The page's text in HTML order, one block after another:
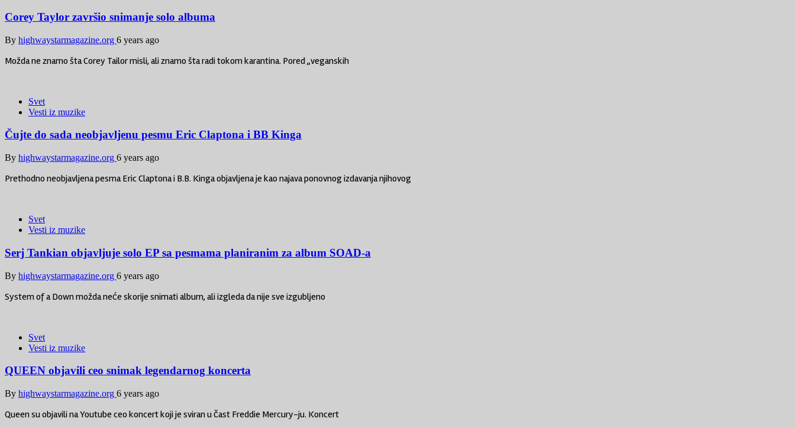
Corey Taylor završio snimanje solo albuma
By highwaystarmagazine.org 6 years ago
Možda ne znamo šta Corey Tailor misli, ali znamo šta radi tokom karantina. Pored „veganskih
Svet
Vesti iz muzike
Čujte do sada neobjavljenu pesmu Eric Claptona i BB Kinga
By highwaystarmagazine.org 6 years ago
Prethodno neobjavljena pesma Eric Claptona i B.B. Kinga objavljena je kao najava ponovnog izdavanja njihovog
Svet
Vesti iz muzike
Serj Tankian objavljuje solo EP sa pesmama planiranim za album SOAD-a
By highwaystarmagazine.org 6 years ago
System of a Down možda neće skorije snimati album, ali izgleda da nije sve izgubljeno
Svet
Vesti iz muzike
QUEEN objavili ceo snimak legendarnog koncerta
By highwaystarmagazine.org 6 years ago
Queen su objavili na Youtube ceo koncert koji je sviran u čast Freddie Mercury-ju. Koncert